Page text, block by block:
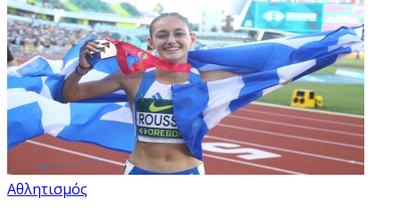
Αθλητισμός